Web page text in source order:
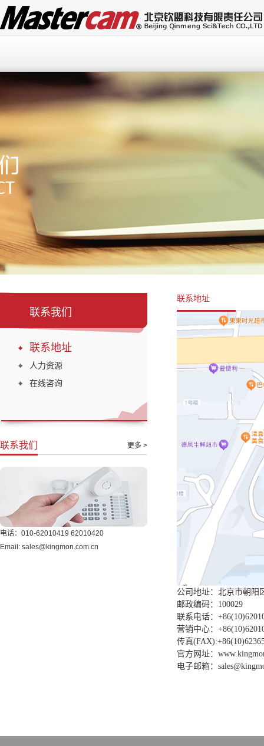
联系我们
联系地址
人力资源
在线咨询
联系我们 更多 >
电话：010-62010419 62010420
Email: sales@kingmon.com.cn
联系地址
公司地址：北京市朝阳
邮政编码：100029
联系电话：
营销中心：
传真
官方网址：
电子邮箱：